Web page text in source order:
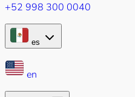
+52 998 300 0040
es
en